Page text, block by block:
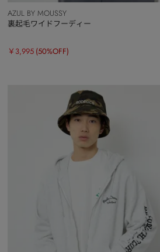
AZUL BY MOUSSY
裏起毛ワイドフーディー
￥3,995 (50%OFF)